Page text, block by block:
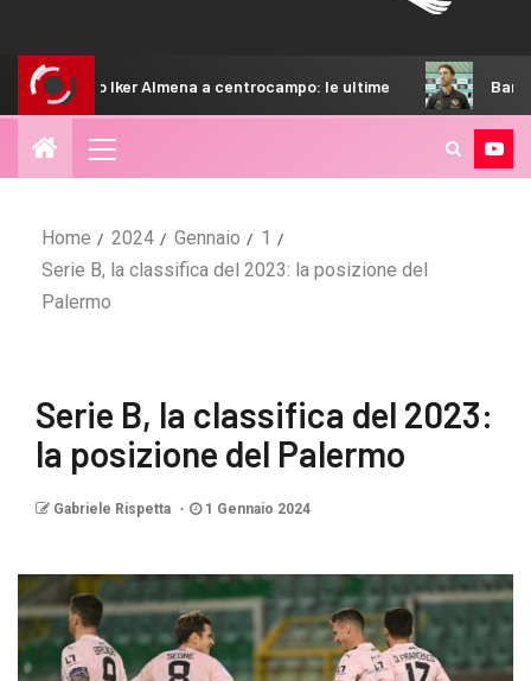
a centrocampo: le ultime Bani: “Non ci siamo mai
Home 2024 Gennaio
1
Serie B, la classifica del 2023: la posizione del
Palermo
Serie B, la classifica del 2023:
la posizione del Palermo
Gabriele Rispetta 1 Gennaio 2024